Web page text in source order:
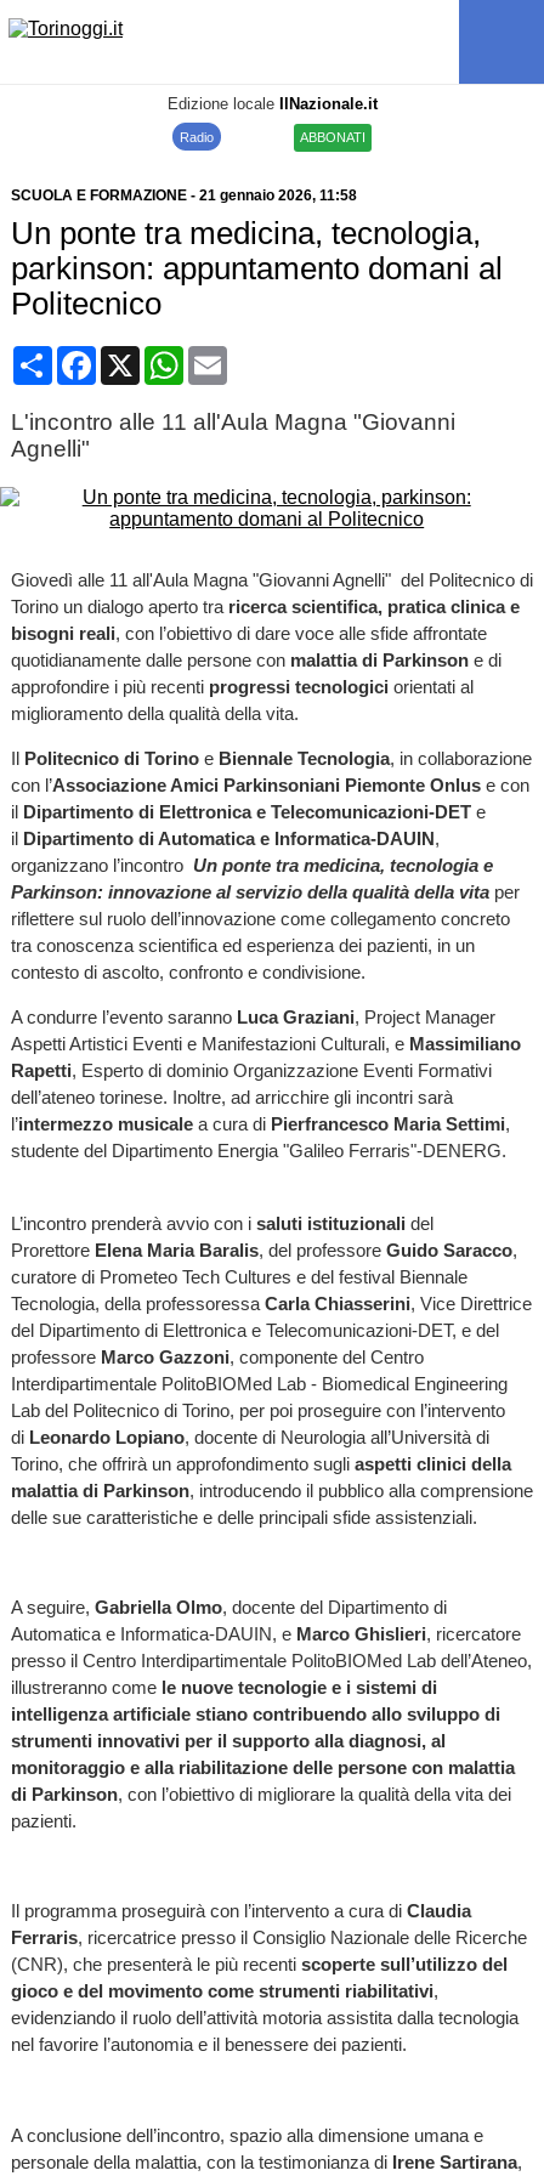
Edizione locale IlNazionale.it
Radio ABBONATI
SCUOLA E FORMAZIONE- 21 gennaio 2026, 11:58
Un ponte tra medicina, tecnologia,
parkinson: appuntamento domani al
Politecnico
CondividiFacebook
X WhatsApp
Email
L'incontro alle 11 all'Aula Magna "Giovanni
Agnelli"
Giovedì alle 11 all'Aula Magna "Giovanni Agnelli" del Politecnico di
Torino un dialogo aperto tra ricerca scientifica, pratica clinica e
bisogni reali, con l’obiettivo di dare voce alle sfide affrontate
quotidianamente dalle persone con malattia di Parkinsone di
approfondire i più recenti progressi tecnologici orientati al
miglioramento della qualità della vita.
IlPolitecnico di Torinoe Biennale Tecnologia, in collaborazione
con l’Associazione Amici Parkinsoniani Piemonte Onlus e con
il Dipartimento di Elettronica e Telecomunicazioni-DETe
il Dipartimento di Automatica e Informatica-DAUIN,
organizzano l’incontro Un ponte tra medicina, tecnologia e
Parkinson: innovazione al servizio della qualità della vitaper
riflettere sul ruolo dell’innovazione come collegamento concreto
tra conoscenza scientifica ed esperienza dei pazienti, in un
contesto di ascolto, confronto e condivisione.
A condurre l’evento saranno Luca Graziani, Project Manager
Aspetti Artistici Eventi e Manifestazioni Culturali, e Massimiliano
Rapetti, Esperto di dominio Organizzazione Eventi Formativi
dell’ateneo torinese. Inoltre, ad arricchire gli incontri sarà
l’intermezzo musicalea cura di Pierfrancesco Maria Settimi,
studente del Dipartimento Energia "Galileo Ferraris"-DENERG.
L’incontro prenderà avvio con i saluti istituzionali del
Prorettore Elena Maria Baralis, del professore Guido Saracco,
curatore di Prometeo Tech Cultures e del festival Biennale
Tecnologia, della professoressa Carla Chiasserini, Vice Direttrice
del Dipartimento di Elettronica e Telecomunicazioni-DET, e del
professore Marco Gazzoni, componente del Centro
Interdipartimentale PolitoBIOMed Lab - Biomedical Engineering
Lab del Politecnico di Torino, per poi proseguire con l’intervento
di Leonardo Lopiano, docente di Neurologia all’Università di
Torino, che offrirà un approfondimento sugli aspetti clinici della
malattia di Parkinson, introducendo il pubblico alla comprensione
delle sue caratteristiche e delle principali sfide assistenziali.
A seguire, Gabriella Olmo, docente del Dipartimento di
Automatica e Informatica-DAUIN, e Marco Ghislieri, ricercatore
presso il Centro Interdipartimentale PolitoBIOMed Lab dell’Ateneo,
illustreranno come le nuove tecnologie e i sistemi di
intelligenza artificiale stiano contribuendo allo sviluppo di
strumenti innovativi per il supporto alla diagnosi, al
monitoraggio e alla riabilitazione delle persone con malattia
di Parkinson, con l’obiettivo di migliorare la qualità della vita dei
pazienti.
Il programma proseguirà con l’intervento a cura di Claudia
Ferraris, ricercatrice presso il Consiglio Nazionale delle Ricerche
(CNR), che presenterà le più recenti scoperte sull’utilizzo del
gioco e del movimento come strumenti riabilitativi,
evidenziando il ruolo dell’attività motoria assistita dalla tecnologia
nel favorire l’autonomia e il benessere dei pazienti.
A conclusione dell’incontro, spazio alla dimensione umana e
personale della malattia, con la testimonianza di Irene Sartirana,